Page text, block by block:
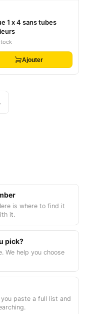
1 x 4 sans tubes
Ajouter
is where to find it
it.
pick?
We help you choose
paste a full list and